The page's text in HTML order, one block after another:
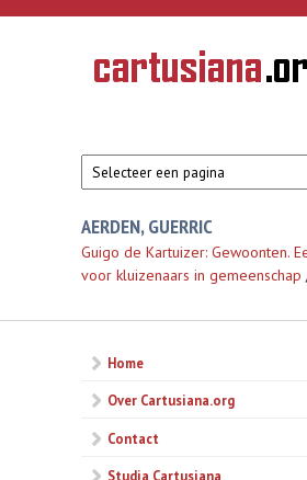
Overslaan en naar de inhoud gaan
Geschiedenis
van de
AERDEN, GUERRIC
Guigo de Kartuizer: Gewoonten.
voor kluizenaars in gemeenschap
Home
Over Cartusiana.org
Contact
Studia Cartusiana